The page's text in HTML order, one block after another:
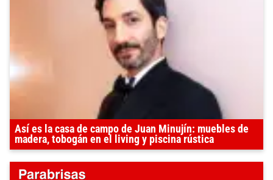
Así es la casa de campo de Juan Minujín: muebles de
madera, tobogán en el living y piscina rústica